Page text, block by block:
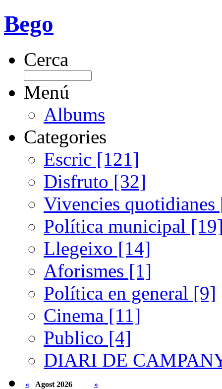
Bego
Cerca
Menú
Albums
Categories
Escric [121]
Disfruto [32]
Vivencies
Política municipal
Llegeixo [14]
Aforismes [1]
Política en general [9]
Cinema [11]
Publico [4]
DIARI DE
« Agost 2026
»